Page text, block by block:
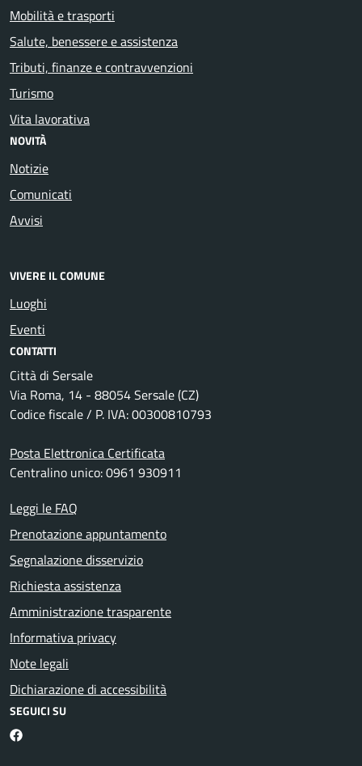
Mobilità e trasporti
Salute, benessere e assistenza
Tributi, finanze e contravvenzioni
Turismo
Vita lavorativa
NOVITÀ
Notizie
Comunicati
Avvisi
VIVERE IL COMUNE
Luoghi
Eventi
CONTATTI
Città di Sersale
Via Roma, 14 - 88054 Sersale (CZ)
Codice fiscale / P. IVA: 00300810793
Posta Elettronica Certificata
Centralino unico: 0961 930911
Leggi le FAQ
Prenotazione appuntamento
Segnalazione disservizio
Richiesta assistenza
Amministrazione trasparente
Informativa privacy
Note legali
Dichiarazione di accessibilità
SEGUICI SU
Facebook